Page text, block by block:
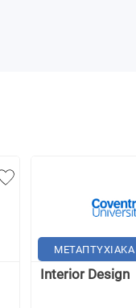
ΜΕΤΑΠΤΥΧΙΑΚΑ
Interior Design